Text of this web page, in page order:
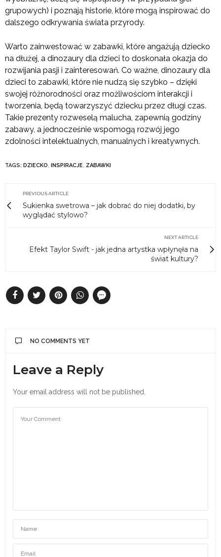
grupowych) i poznają historie, które mogą inspirować do
dalszego odkrywania świata przyrody.
Warto zainwestować w zabawki, które angażują dziecko
na dłużej, a dinozaury dla dzieci to doskonała okazja do
rozwijania pasji i zainteresowań. Co ważne, dinozaury dla
dzieci to zabawki, które nie nudzą się szybko – dzięki
swojej różnorodności oraz możliwościom interakcji i
tworzenia, będą towarzyszyć dziecku przez długi czas.
Takie prezenty rozweselą malucha, zapewnią godziny
zabawy, a jednocześnie wspomogą rozwój jego
zdolności intelektualnych, manualnych i kreatywnych.
TAGS: DZIECKO, INSPIRACJE, ZABAWKI
PREVIOUS ARTICLE
Sukienka swetrowa – jak dobrać do niej dodatki, by
wyglądać stylowo?
NEXT ARTICLE
Efekt Taylor Swift - jak jedna artystka wpłynęła na
świat kultury?
NO COMMENTS YET
Leave a Reply
Your email address will not be published.